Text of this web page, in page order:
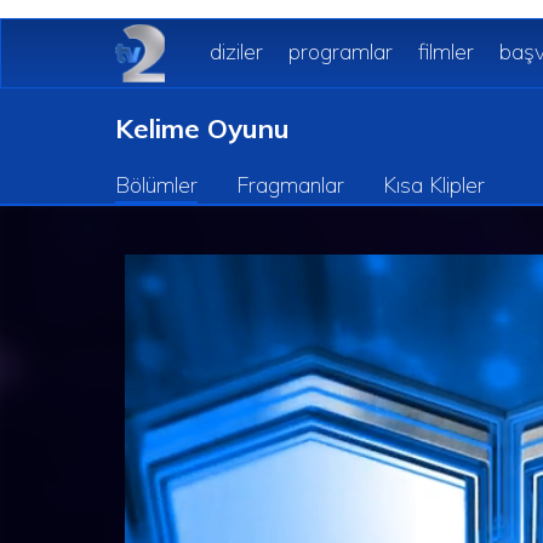
diziler programlar filmler
Kelime Oyunu
Bölümler Fragmanlar Kısa Klipler